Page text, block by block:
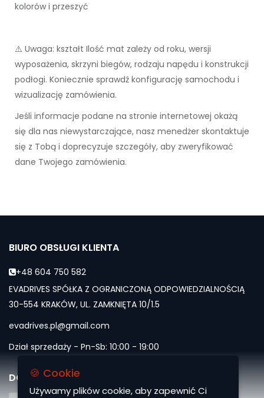
kolorów i przeszyć
⚠️ Uwaga: kształt Ilość mat zależy od roku, wersji
wyposażenia, skrzyni biegów, rodzaju napędu i konstrukcji
podłogi. Koniecznie sprawdź konfigurację samochodu i
wizualizację zamówienia.
Jeśli informacje podane na stronie internetowej okażą
się dla nas niewystarczające, nasz menedżer skontaktuje
się z Tobą i doprecyzuje szczegóły, aby zweryfikować
dane Twojego zamówienia.
BIURO OBSŁUGI KLIENTA
+48 604 750 582
EVADRIVES SPÓŁKA Z OGRANICZONĄ ODPOWIEDZIALNOŚCIĄ
30-554 KRAKÓW, UL. ZAMKNIĘTA 10/1.5
evadrives.pl@gmail.com
Dział sprzedaży - Pn-Sb: 10:00 - 19:00
DOŁĄCZ DO NAS
🍪 Cookie
Używamy plików cookie, aby zapewnić Ci